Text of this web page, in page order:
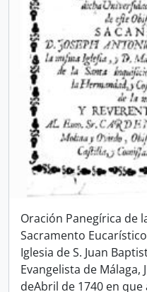
Oración Panegírica de
Sacramento
Iglesia de S. Juan
Evangelista de Málaga,
deAbril de 1740 en